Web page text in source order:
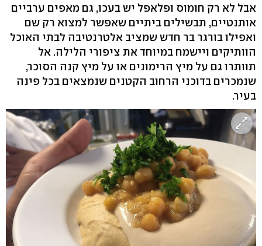
אבל לא רק חומוס ופלאפל יש בעכו, גם מאפים ערביים
אותנטיים, תבשילים ביתיים שאפשר למצוא רק שם
ואפילו בורגר בר חדש שמציב אלטרנטיבה לבתי האוכל
הוותיקים ויישמח במיוחד את ציפורי הלילה. אל
תוותרו גם על מיץ הרימונים או על מיץ קנה הסוכר,
שנמכרים בדוכני הרחוב הקטנים שנמצאים בכל פינה
בעיר.